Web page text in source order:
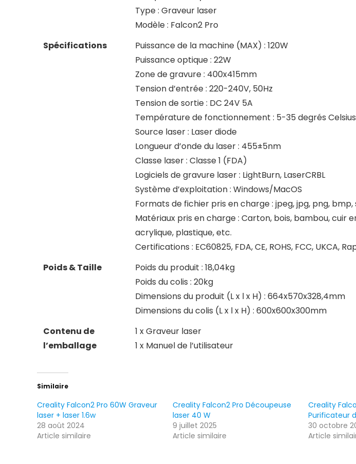
Type : Graveur laser
Modèle : Falcon2 Pro
Spécifications
Puissance de la machine (MAX) : 120W
Puissance optique : 22W
Zone de gravure : 400x415mm
Tension d’entrée : 220-240V, 50Hz
Tension de sortie : DC 24V 5A
Température de fonctionnement : 5-35 degrés Celsius
Source laser : Laser diode
Longueur d’onde du laser : 455±5nm
Classe laser : Classe 1 (FDA)
Logiciels de gravure laser : LightBurn, LaserCRBL
Système d’exploitation : Windows/MacOS
Formats de fichier pris en charge : jpeg, jpg, png, bmp,
Matériaux pris en charge : Carton, bois, bambou, cuir
acrylique, plastique, etc.
Certifications : EC60825, FDA, CE, ROHS, FCC, UKCA,
Poids & Taille
Poids du produit : 18,04kg
Poids du colis : 20kg
Dimensions du produit (L x l x H) : 664x570x328,4mm
Dimensions du colis (L x l x H) : 600x600x300mm
Contenu de
l’emballage
1 x Graveur laser
1 x Manuel de l’utilisateur
Similaire
Creality Falcon2 Pro 60W Graveur
laser + laser 1.6w
28 août 2024
Article similaire
Creality Falcon2 Pro Découpeuse
laser 40 W
9 juillet 2025
Article similaire
Creality
Purificateur
30 octobre
Article